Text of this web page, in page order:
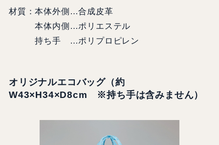
材質：本体外側…合成皮革
本体内側…ポリエステル
持ち手 …ポリプロピレン
オリジナルエコバッグ（約
W43×H34×D8cm ※持ち手は含みません）